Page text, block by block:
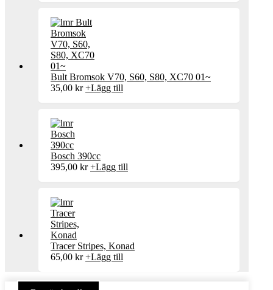
Bult Bromsok V70, S60, S80, XC70 01~
35,00 kr +Lägg till
Bosch 390cc
395,00 kr +Lägg till
Tracer Stripes, Konad
65,00 kr +Lägg till